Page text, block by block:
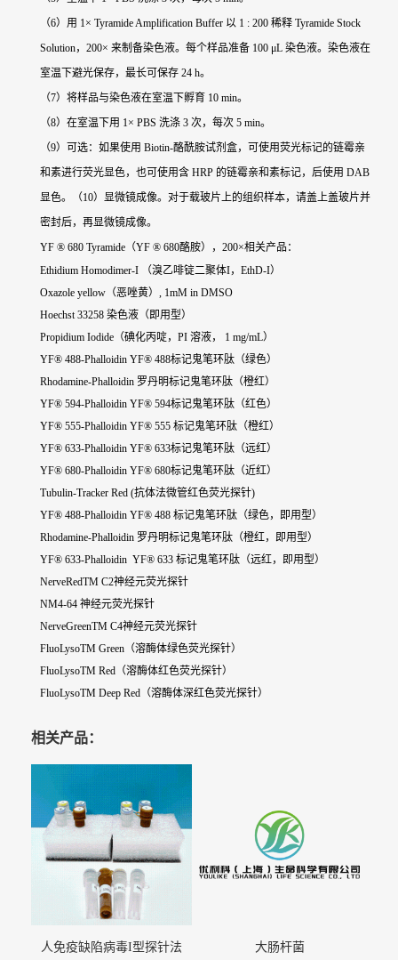
（6）用 1× Tyramide Amplification Buffer 以 1 : 200 稀释 Tyramide Stock
Solution，200× 来制备染色液。每个样品准备 100 μL 染色液。染色液在
室温下避光保存，最长可保存 24 h。
（7）将样品与染色液在室温下孵育 10 min。
（8）在室温下用 1× PBS 洗涤 3 次，每次 5 min。
（9）可选：如果使用 Biotin-酪酰胺试剂盒，可使用荧光标记的链霉亲
和素进行荧光显色，也可使用含 HRP 的链霉亲和素标记，后使用 DAB
显色。（10）显微镜成像。对于载玻片上的组织样本，请盖上盖玻片并
密封后，再显微镜成像。
YF ® 680 Tyramide（YF ® 680酪胺），200×相关产品：
Ethidium Homodimer-I （溴乙啡锭二聚体I，EthD-I）
Oxazole yellow（恶唑黄）, 1mM in DMSO
Hoechst 33258 染色液（即用型）
Propidium Iodide（碘化丙啶，PI 溶液， 1 mg/mL）
YF® 488-Phalloidin YF® 488标记鬼笔环肽（绿色）
Rhodamine-Phalloidin 罗丹明标记鬼笔环肽（橙红）
YF® 594-Phalloidin YF® 594标记鬼笔环肽（红色）
YF® 555-Phalloidin YF® 555 标记鬼笔环肽（橙红）
YF® 633-Phalloidin YF® 633标记鬼笔环肽（远红）
YF® 680-Phalloidin YF® 680标记鬼笔环肽（近红）
Tubulin-Tracker Red (抗体法微管红色荧光探针)
YF® 488-Phalloidin YF® 488 标记鬼笔环肽（绿色，即用型）
Rhodamine-Phalloidin 罗丹明标记鬼笔环肽（橙红，即用型）
YF® 633-Phalloidin YF® 633 标记鬼笔环肽（远红，即用型）
NerveRedTM C2神经元荧光探针
NM4-64 神经元荧光探针
NerveGreenTM C4神经元荧光探针
FluoLysoTM Green（溶酶体绿色荧光探针）
FluoLysoTM Red（溶酶体红色荧光探针）
FluoLysoTM Deep Red（溶酶体深红色荧光探针）
相关产品：
人免疫缺陷病毒I型探针法 大肠杆菌